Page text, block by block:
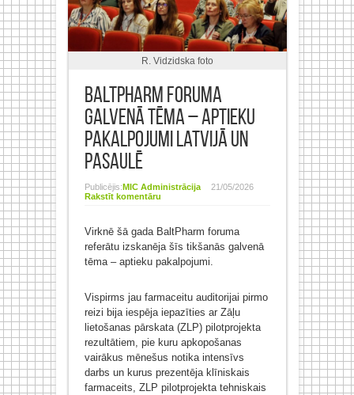
R. Vidzidska foto
BaltPharm foruma
galvenā tēma – aptieku
pakalpojumi Latvijā un
pasaulē
Publicējis: MIC Administrācija
21/05/2026
Rakstīt komentāru
Virknē šā gada BaltPharm foruma
referātu izskanēja šīs tikšanās galvenā
tēma – aptieku pakalpojumi.
Vispirms jau farmaceitu auditorijai pirmo
reizi bija iespēja iepazīties ar Zāļu
lietošanas pārskata (ZLP) pilotprojekta
rezultātiem, pie kuru apkopošanas
vairākus mēnešus notika intensīvs
darbs un kurus prezentēja klīniskais
farmaceits, ZLP pilotprojekta tehniskais